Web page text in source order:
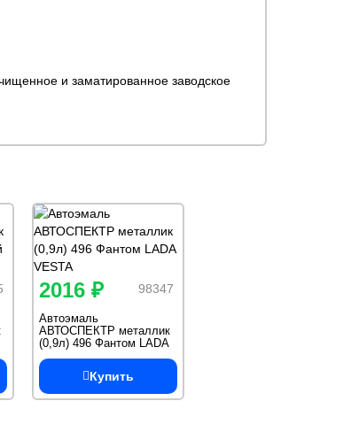
и заматированное заводское
98347
2016 ₽
Автоэмаль
АВТОСПЕКТР металлик
(0,9л) 496 Фантом LADA
VESTA
Купить